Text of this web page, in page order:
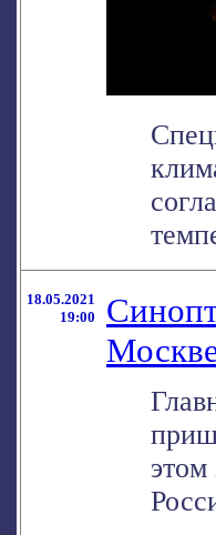
18.05.2021
19:00
этом